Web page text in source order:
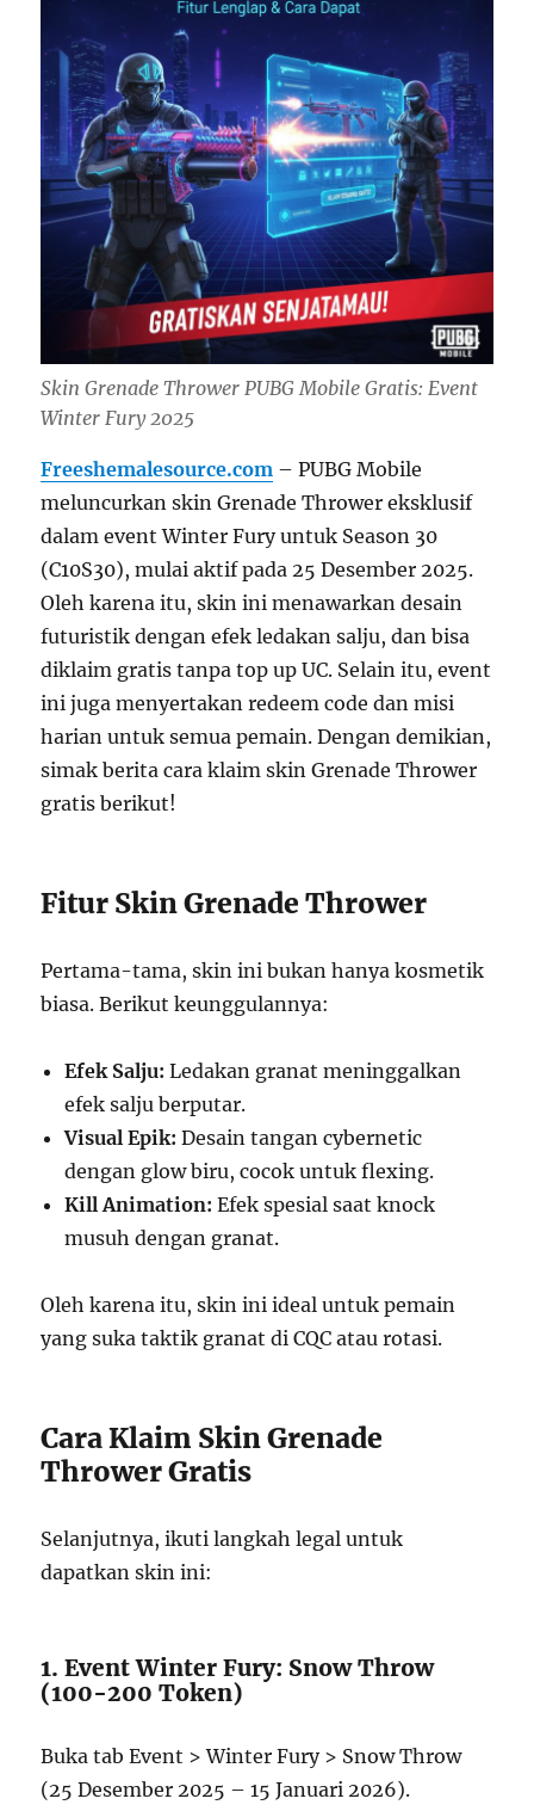
Skin Grenade Thrower PUBG Mobile Gratis: Event
Winter Fury 2025
Freeshemalesource.com – PUBG Mobile
meluncurkan skin Grenade Thrower eksklusif
dalam event Winter Fury untuk Season 30
(C10S30), mulai aktif pada 25 Desember 2025.
Oleh karena itu, skin ini menawarkan desain
futuristik dengan efek ledakan salju, dan bisa
diklaim gratis tanpa top up UC. Selain itu, event
ini juga menyertakan redeem code dan misi
harian untuk semua pemain. Dengan demikian,
simak berita cara klaim skin Grenade Thrower
gratis berikut!
Fitur Skin Grenade Thrower
Pertama-tama, skin ini bukan hanya kosmetik
biasa. Berikut keunggulannya:
Efek Salju: Ledakan granat meninggalkan
efek salju berputar.
Visual Epik: Desain tangan cybernetic
dengan glow biru, cocok untuk flexing.
Kill Animation: Efek spesial saat knock
musuh dengan granat.
Oleh karena itu, skin ini ideal untuk pemain
yang suka taktik granat di CQC atau rotasi.
Cara Klaim Skin Grenade
Thrower Gratis
Selanjutnya, ikuti langkah legal untuk
dapatkan skin ini:
1. Event Winter Fury: Snow Throw
(100-200 Token)
Buka tab Event > Winter Fury > Snow Throw
(25 Desember 2025 – 15 Januari 2026).